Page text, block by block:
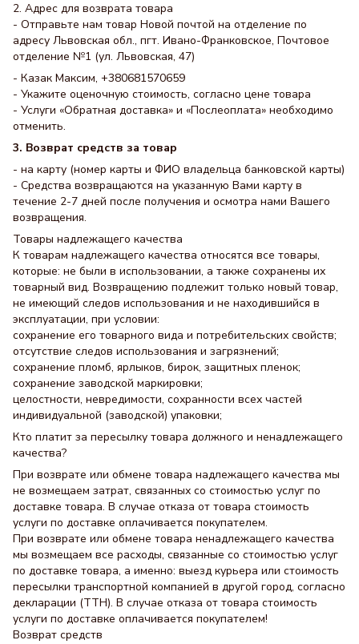
2. Адрес для возврата товара
- Отправьте нам товар Новой почтой на отделение по
адресу Львовская обл., пгт. Ивано-Франковское, Почтовое
отделение №1 (ул. Львовская, 47)
- Казак Максим, +380681570659
- Укажите оценочную стоимость, согласно цене товара
- Услуги «Обратная доставка» и «Послеоплата» необходимо
отменить.
3. Возврат средств за товар
- на карту (номер карты и ФИО владельца банковской карты)
- Средства возвращаются на указанную Вами карту в
течение 2-7 дней после получения и осмотра нами Вашего
возвращения.
Товары надлежащего качества
К товарам надлежащего качества относятся все товары,
которые: не были в использовании, а также сохранены их
товарный вид. Возвращению подлежит только новый товар,
не имеющий следов использования и не находившийся в
эксплуатации, при условии:
сохранение его товарного вида и потребительских свойств;
отсутствие следов использования и загрязнений;
сохранение пломб, ярлыков, бирок, защитных пленок;
сохранение заводской маркировки;
целостности, невредимости, сохранности всех частей
индивидуальной (заводской) упаковки;
Кто платит за пересылку товара должного и ненадлежащего
качества?
При возврате или обмене товара надлежащего качества мы
не возмещаем затрат, связанных со стоимостью услуг по
доставке товара. В случае отказа от товара стоимость
услуги по доставке оплачивается покупателем.
При возврате или обмене товара ненадлежащего качества
мы возмещаем все расходы, связанные со стоимостью услуг
по доставке товара, а именно: выезд курьера или стоимость
пересылки транспортной компанией в другой город, согласно
декларации (ТТН). В случае отказа от товара стоимость
услуги по доставке оплачивается покупателем!
Возврат средств